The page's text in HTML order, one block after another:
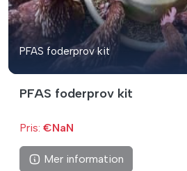
PFAS foderprov kit
PFAS foderprov kit
Pris: €NaN
Mer information